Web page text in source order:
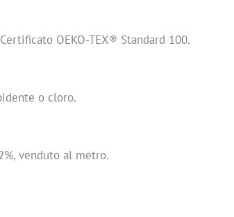
OEKO-TEX® Standard 100.
o cloro.
venduto al metro.